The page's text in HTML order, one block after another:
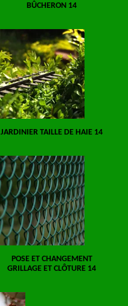
BÛCHERON 14
JARDINIER TAILLE DE HAIE 14
POSE ET CHANGEMENT
GRILLAGE ET CLÔTURE 14